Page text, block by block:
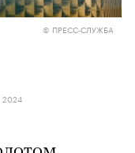
© ПРЕСС-СЛУЖБА